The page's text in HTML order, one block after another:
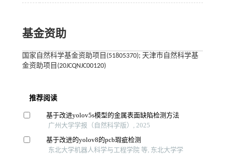
基金资助
国家自然科学基金资助项目(51805370); 天津市自然科学基
金资助项目(20JCQNJC00120)